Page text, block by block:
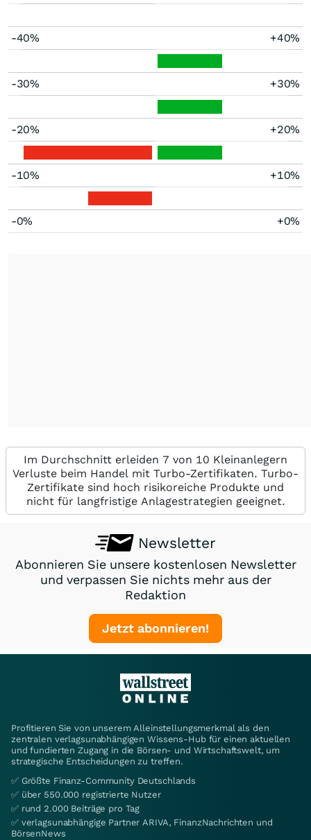
-40% +40%
-30% +30%
-20% +20%
-10% +10%
-0% +0%
Im Durchschnitt erleiden 7 von 10 Kleinanlegern
Verluste beim Handel mit Turbo-Zertifikaten. Turbo-
Zertifikate sind hoch risikoreiche Produkte und
nicht für langfristige Anlagestrategien geeignet.
Newsletter
Abonnieren Sie unsere kostenlosen Newsletter
und verpassen Sie nichts mehr aus der
Redaktion
Jetzt abonnieren!
Profitieren Sie von unserem Alleinstellungsmerkmal als den
zentralen verlagsunabhängigen Wissens-Hub für einen aktuellen
und fundierten Zugang in die Börsen- und Wirtschaftswelt, um
strategische Entscheidungen zu treffen.
✅ Größte Finanz-Community Deutschlands
✅ über 550.000 registrierte Nutzer
✅ rund 2.000 Beiträge pro Tag
✅ verlagsunabhängige Partner ARIVA, FinanzNachrichten und
BörsenNews